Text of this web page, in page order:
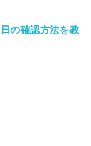
の確認方法を教